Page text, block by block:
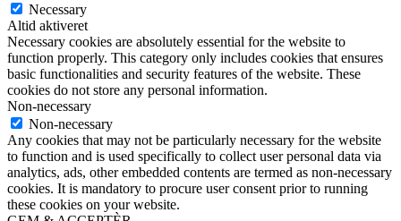
Necessary
Altid aktiveret
Necessary cookies are absolutely essential for the website to
function properly. This category only includes cookies that ensures
basic functionalities and security features of the website. These
cookies do not store any personal information.
Non-necessary
Non-necessary
Any cookies that may not be particularly necessary for the website
to function and is used specifically to collect user personal data via
analytics, ads, other embedded contents are termed as non-necessary
cookies. It is mandatory to procure user consent prior to running
these cookies on your website.